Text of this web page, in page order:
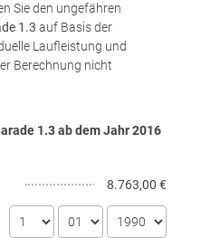
Sie den ungefähren
1.3 auf Basis der
Laufleistung und
Berechnung nicht
1.3 ab dem Jahr2016
8.763,00 €